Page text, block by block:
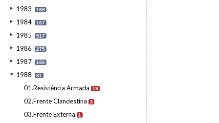
1983 168
1984 167
1985 517
1986 275
1987 166
1988 81
01.Resistência Armada 19
02.Frente Clandestina 3
03.Frente Externa 1